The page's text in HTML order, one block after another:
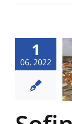
1
06, 2022